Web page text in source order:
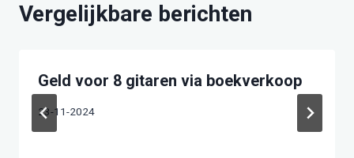
Vergelijkbare berichten
Geld voor 8 gitaren via boekverkoop
23-11-2024